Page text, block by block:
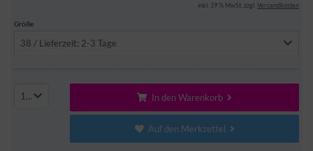
inkl. 19 % MwSt. zzgl. Versandkosten
Größe
38 / Lieferzeit: 2-3 Tage
1 In den Warenkorb
Auf den Merkzettel